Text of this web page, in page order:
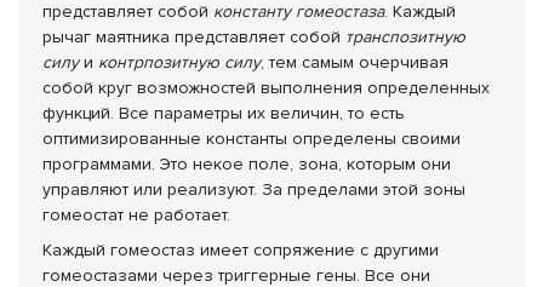
представляет собой константу гомеостаза. Каждый
рычаг маятника представляет собой транспозитную
силуи контрпозитную силу, тем самым очерчивая
собой круг возможностей выполнения определенных
функций. Все параметры их величин, то есть
оптимизированные константы определены своими
программами. Это некое поле, зона, которым они
управляют или реализуют. За пределами этой зоны
гомеостат не работает.
Каждый гомеостаз имеет сопряжение с другими
гомеостазами через триггерные гены. Все они